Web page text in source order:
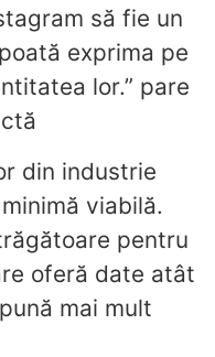
să fie un
exprima pe
lor.” pare
din industrie
viabilă.
pentru
oferă date atât
mai mult